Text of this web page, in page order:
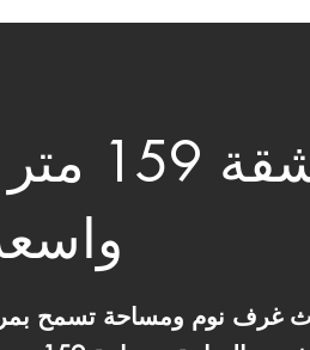
غرف نوم ومساحة تسمح